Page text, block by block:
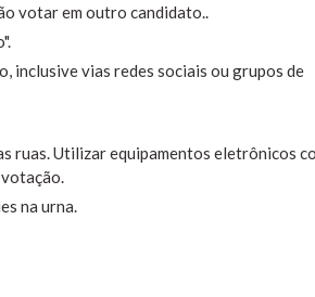
votar em outro candidato..
inclusive vias redes sociais ou grupos de
ruas. Utilizar equipamentos eletrônicos
na urna.